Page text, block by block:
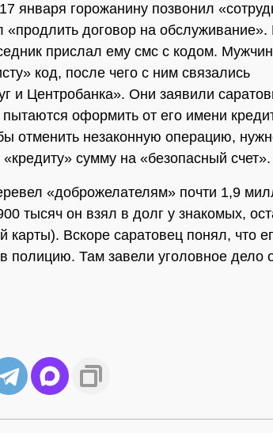
января горожанину позвонил
договор на обслуживание».
прислал ему смс с кодом.
код, после чего с ним связались
и Центробанка». Они заявили
оформить от его имени
отменить незаконную операцию,
сумму на «безопасный счет».
«доброжелателям» почти 1,9
тысяч он взял в долг у знакомых,
карты). Вскоре саратовец понял, что
полицию. Там завели уголовное дело